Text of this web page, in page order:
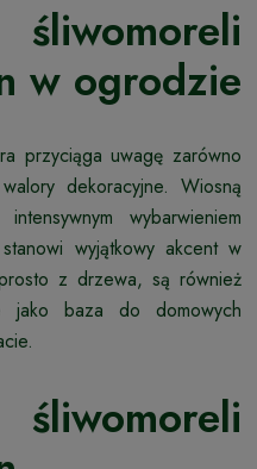
śliwomoreli
w ogrodzie
przyciąga uwagę zarówno
dekoracyjne. Wiosną
wybarwieniem
wyjątkowy akcent w
z drzewa, są również
jako baza do domowych